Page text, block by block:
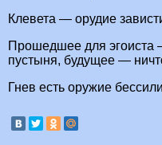
Клевета — орудие
Прошедшее для эгоиста
пустыня, будущее —
Гнев есть оружие